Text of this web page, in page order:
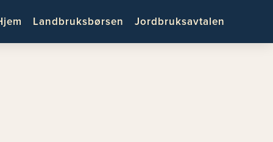
Landbruksbørsen Jordbruksavtalen